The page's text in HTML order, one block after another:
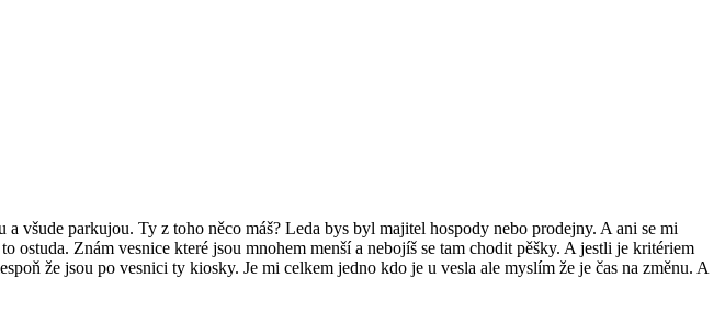
všude parkujou. Ty z toho něco máš? Leda bys byl majitel hospody nebo prodejny. A ani se mi
Znám vesnice které jsou mnohem menší a nebojíš se tam chodit pěšky. A jestli je kritériem
že jsou po vesnici ty kiosky. Je mi celkem jedno kdo je u vesla ale myslím že je čas na změnu. A